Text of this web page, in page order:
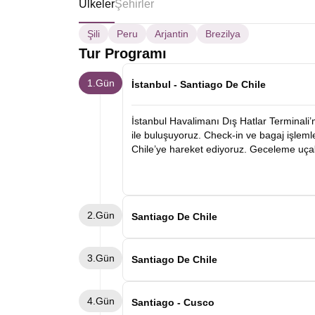
ÜlkelerŞehirler
Şili Peru Arjantin Brezilya
Tur Programı
1.Gün İstanbul - Santiago De Chile
İstanbul Havalimanı Dış Hatlar
ile buluşuyoruz. Check-in ve bagaj
Chile’ye hareket ediyoruz. Geceleme
2.Gün Santiago De Chile
sayılan tarihi merkez bölgesine giderek
noktalarından biri olan San Cristobal
3.Gün Santiago De Chile
eteklerinde kurulu bu modern şehirde,
4.Gün Santiago - Cusco